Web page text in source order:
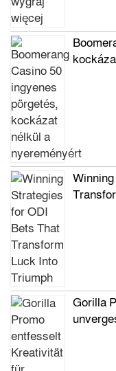
Gorilla